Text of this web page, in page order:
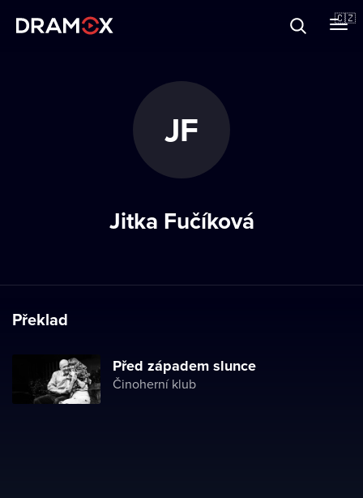
🇨🇿
JF
Jitka Fučíková
Překlad
Před západem slunce
Činoherní klub